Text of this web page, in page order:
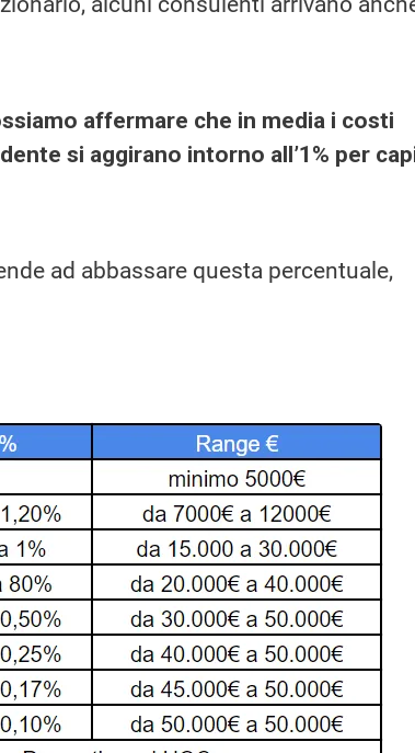
affermare che in media i costi
si aggirano intorno all’1% per
ad abbassare questa percentuale,